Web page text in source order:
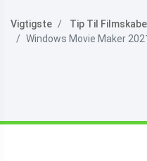
Vigtigste
Tip Til
Windows Movie Maker